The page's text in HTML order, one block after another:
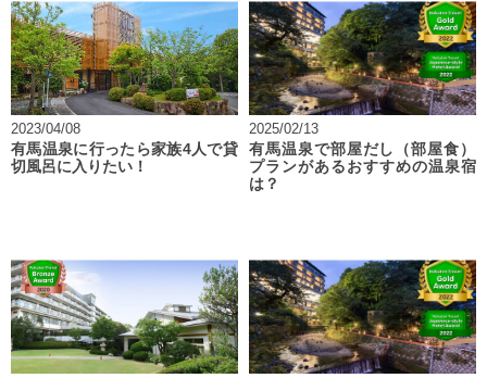
2023/04/08
有馬温泉に行ったら家族4人で貸
切風呂に入りたい！
2025/02/13
有馬温泉で部屋だし（部屋食）
プランがあるおすすめの温泉宿
は？